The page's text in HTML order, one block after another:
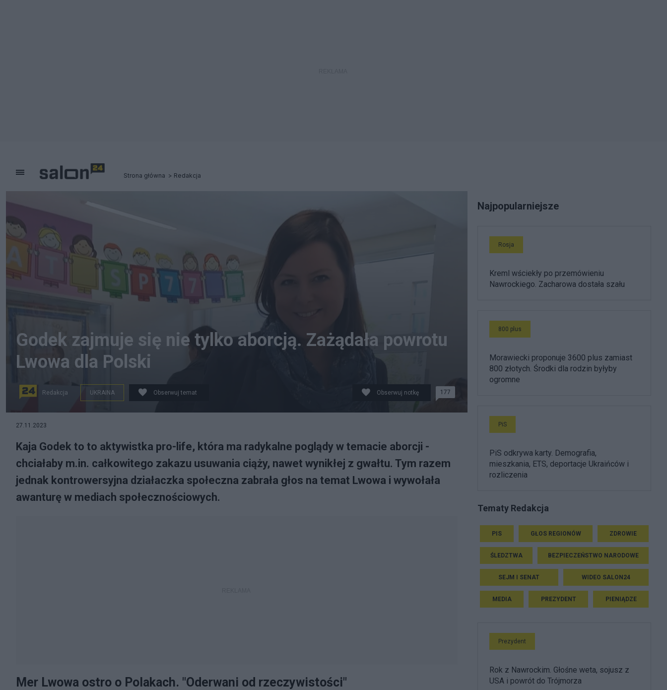
Strona główna Redakcja
Godek zajmuje się nie tylko aborcją. Zażądała powrotu
Lwowa dla Polski
Redakcja UKRAINA Obserwuj temat Obserwuj notkę 177
27.11.2023
Kaja Godek to to aktywistka pro-life, która ma radykalne poglądy w temacie aborcji -
chciałaby m.in. całkowitego zakazu usuwania ciąży, nawet wynikłej z gwałtu. Tym razem
jednak kontrowersyjna działaczka społeczna zabrała głos na temat Lwowa i wywołała
awanturę w mediach społecznościowych.
Mer Lwowa ostro o Polakach. "Oderwani od rzeczywistości"
Najpopularniejsze
Rosja
Kreml wściekły po przemówieniu
Nawrockiego. Zacharowa dostała szału
800 plus
Morawiecki proponuje 3600 plus zamiast
800 złotych. Środki dla rodzin byłyby
ogromne
PiS
PiS odkrywa karty. Demografia,
mieszkania, ETS, deportacje Ukraińców i
rozliczenia
Tematy Redakcja
PIS GŁOS REGIONÓW ZDROWIE
ŚLEDZTWA BEZPIECZEŃSTWO NARODOWE
SEJM I SENAT WIDEO SALON24
MEDIA PREZYDENT PIENIĄDZE
Prezydent
Rok z Nawrockim. Głośne weta, sojusz z
USA i powrót do Trójmorza